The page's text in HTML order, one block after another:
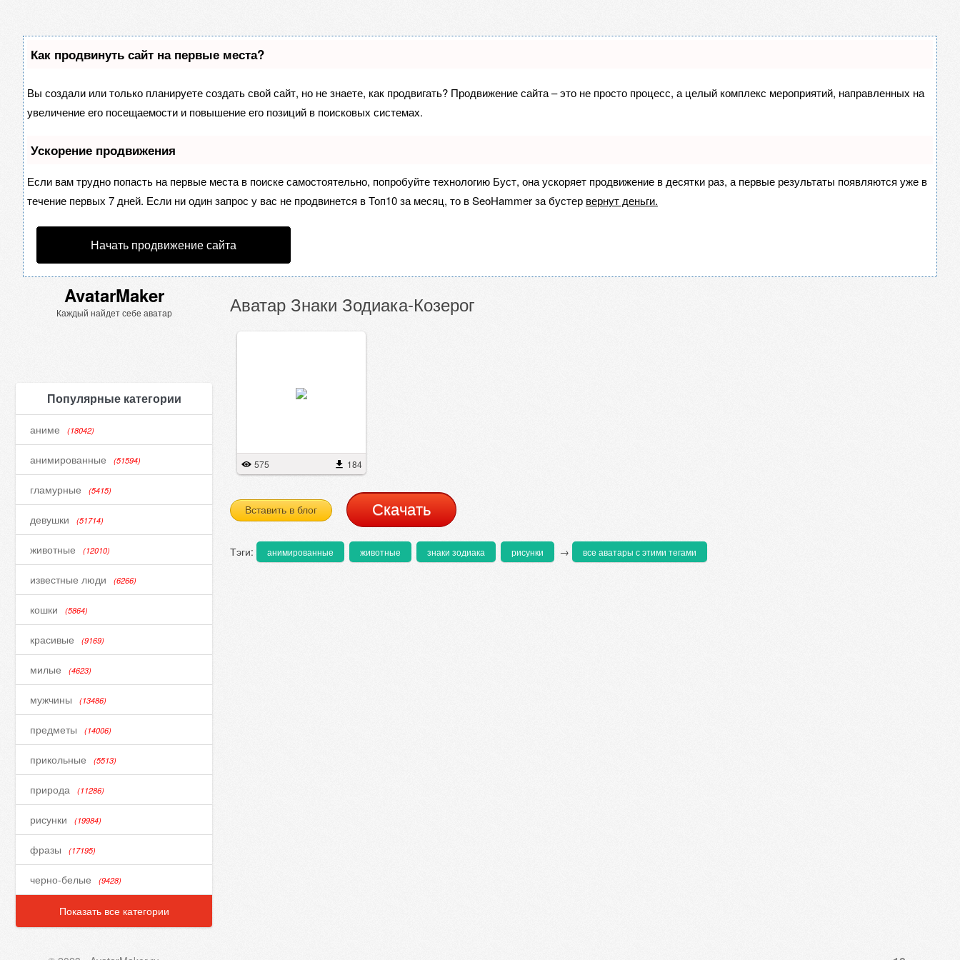
Как продвинуть сайт на первые места?
Вы создали или только планируете создать свой сайт, но не знаете, как продвигать? Продвижение сайта – это не просто процесс, а целый комплекс мероприятий, направленных на
увеличение его посещаемости и повышение его позиций в поисковых системах.
Ускорение продвижения
Если вам трудно попасть на первые места в поиске самостоятельно, попробуйте технологию Буст, она ускоряет продвижение в десятки раз, а первые результаты появляются уже в
течение первых 7 дней. Если ни один запрос у вас не продвинется в Топ10 за месяц, то вSeoHammerза бустер вернут деньги.
Начать продвижение сайта
AvatarMaker
Каждый найдет себе аватар
Популярные категории
аниме (18042)
анимированные (51594)
гламурные (5415)
девушки (51714)
животные (12010)
известные люди (6266)
кошки (5864)
красивые (9169)
милые (4623)
мужчины (13486)
предметы (14006)
прикольные (5513)
природа (11286)
рисунки (19984)
фразы (17195)
черно-белые (9428)
Показать все категории
Аватар Знаки Зодиака-Козерог
575 184
Вставить в блог Cкачать
Тэги: анимированные животные знаки зодиака рисунки → все аватары с этими тегами